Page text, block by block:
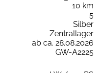
10 km
5
Silber
Zentrallager
ab ca. 28.08.2026
GW-A2225